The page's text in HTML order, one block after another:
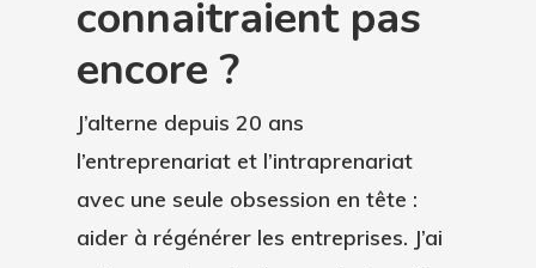
connaitraient pas
encore ?
J’alterne depuis 20 ans
l’entreprenariat et l’intraprenariat
avec une seule obsession en tête :
aider à régénérer les entreprises. J’ai